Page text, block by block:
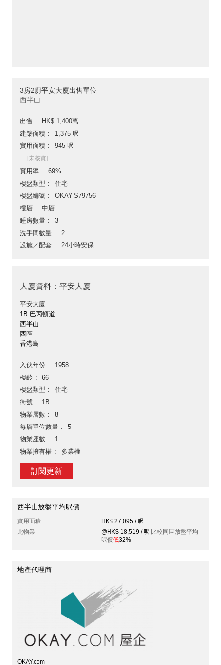
3房2廁平安大廈出售單位
西半山
出售
HK$ 1,400萬
建築面積
1,375 呎
實用面積
945 呎
[未核實]
實用率
69%
樓盤類型
住宅
樓盤編號
OKAY-S79756
樓層
中層
睡房數量
3
洗手間數量
2
設施／配套
24小時安保
大廈資料：平安大廈
平安大廈
1B 巴丙頓道
西半山
西區
香港島
入伙年份
1958
樓齡
66
樓盤類型
住宅
街號
1B
物業層數
8
每層單位數量
5
物業座數
1
物業擁有權
多業權
訂閱更新
西半山放盤平均呎價
實用面積
HK$ 27,095 / 呎
此物業
@HK$ 18,519 / 呎 比較同區放盤平均
呎價低32%
地產代理商
OKAY.com